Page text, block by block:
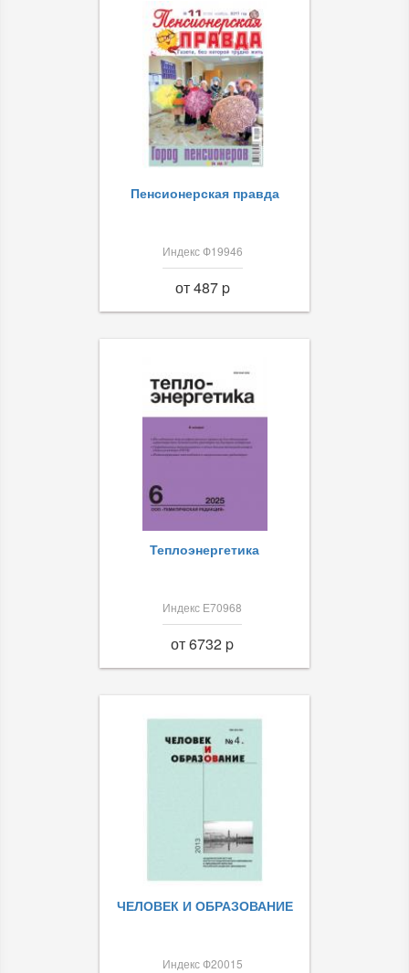
Пенсионерская правда
Индекс Ф19946
от 487 p
Теплоэнергетика
Индекс Е70968
от 6732 p
ЧЕЛОВЕК И ОБРАЗОВАНИЕ
Индекс Ф20015